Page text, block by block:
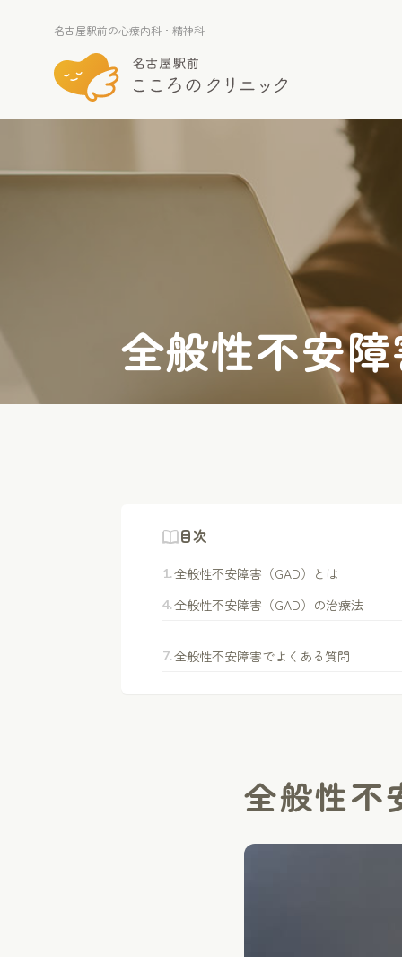
名古屋駅前の心療内科・精神科
全般性不安
目次
全般性不安障害（GAD）とは
全般性不安障害（GAD）の治療法
全般性不安障害でよくある質問
全般性不
名古屋駅前の心療内科・精神科